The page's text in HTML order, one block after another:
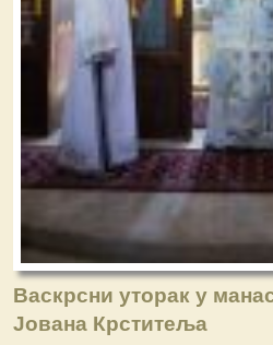
Васкрсни уторак у
Јована Крститеља